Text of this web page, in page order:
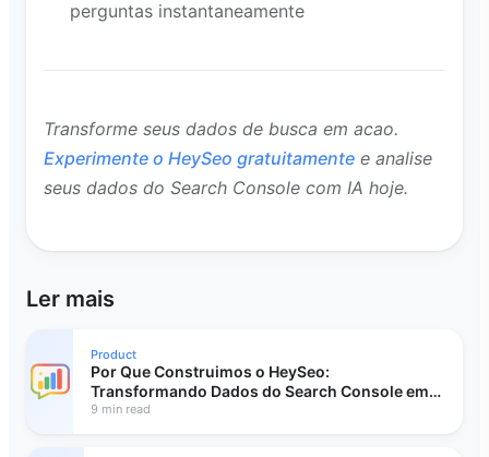
perguntas instantaneamente
Transforme seus dados de busca em acao.
Experimente o HeySeo gratuitamente e analise
seus dados do Search Console com IA hoje.
Ler mais
Product
Por Que Construimos o HeySeo:
Transformando Dados do Search Console em
Decisoes
9 min read